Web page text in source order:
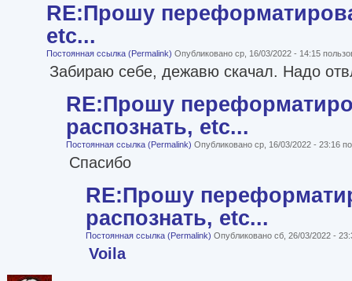
RE:Прошу
etc...
Постоянная ссылка (Permalink) Опубликовано ср, 16/03/2022 - 14:15
Забираю себе, дежавю скачал. Надо
RE:Прошу
распознать, etc...
Постоянная ссылка (Permalink) Опубликовано ср, 16/03/2022 - 23:16
Спасибо
RE:Прошу
распознать, etc...
Постоянная ссылка (Permalink) Опубликовано сб, 26/03/2022 -
Voila